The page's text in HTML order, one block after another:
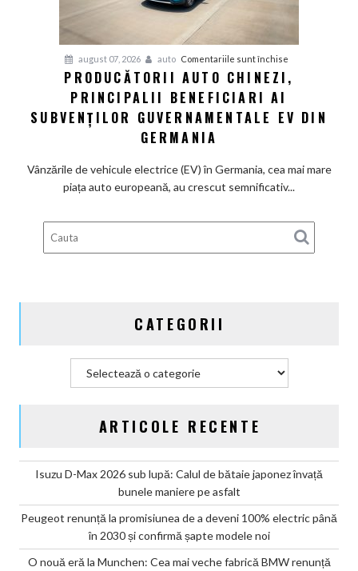
și
100%
august 07, 2026 auto Comentariile sunt închise
chinezi,
din
Germania
PRODUCĂTORII AUTO CHINEZI,
PRINCIPALII BENEFICIARI AI
SUBVENȚILOR GUVERNAMENTALE EV DIN
GERMANIA
Vânzările de vehicule electrice (EV) în Germania, cea mai mare
piața auto europeană, au crescut semnificativ...
CATEGORII
ARTICOLE RECENTE
Isuzu D-Max 2026 sub lupă: Calul de bătaie japonez învață
bunele maniere pe asfalt
Peugeot renunță la promisiunea de a deveni 100% electric până
în 2030 și confirmă șapte modele noi
O nouă eră la Munchen: Cea mai veche fabrică BMW renunță